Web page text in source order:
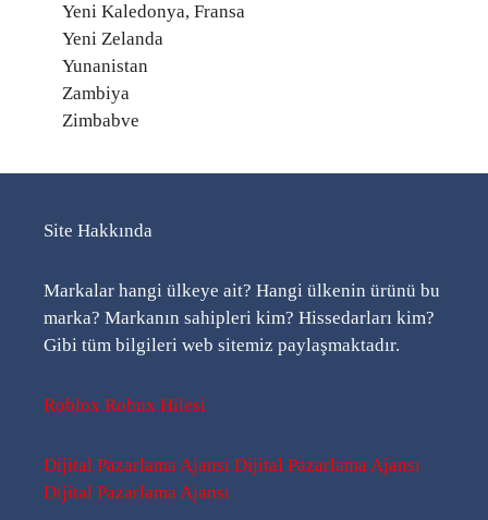
Yeni Kaledonya, Fransa
Yeni Zelanda
Yunanistan
Zambiya
Zimbabve
Site Hakkında
Markalar hangi ülkeye ait? Hangi ülkenin ürünü bu
marka? Markanın sahipleri kim? Hissedarları kim?
Gibi tüm bilgileri web sitemiz paylaşmaktadır.
Roblox Robux Hilesi
Dijital Pazarlama Ajansı Dijital Pazarlama Ajansı
Dijital Pazarlama Ajansı